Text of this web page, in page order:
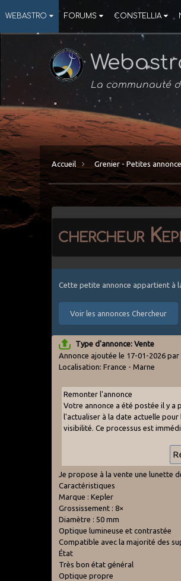
WEBASTRO FORUMS CONSTELLIA
La communauté
Accueil Grenier - Petites
chercheur
Cette petite annonce appartient à
Voir les annonces Chercheur
Type d'annonce: Vente
Annonce ajoutée le 17-01-2026
Localisation: France - Marne
Remonter l'annonce
Votre annonce a été postée il y a
l'actualiser à la date actuelle
visibilité. Ce processus est
Je propose à la vente une lunette
Caractéristiques
Marque : Kepler
Grossissement : 8×
Diamètre : 50 mm
Optique lumineuse et contrastée
Compatible avec la majorité des
État
Très bon état général
Optique propre